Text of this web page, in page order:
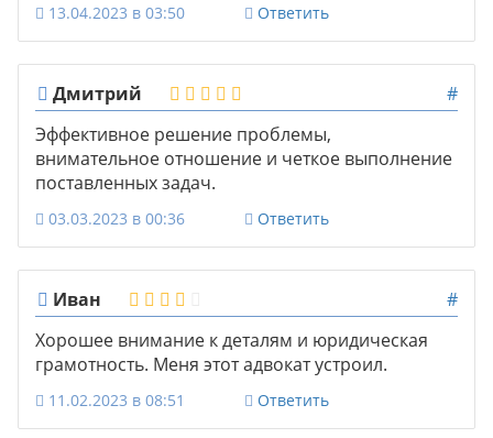
13.04.2023 в 03:50 Ответить
Дмитрий
#
Эффективное решение проблемы,
внимательное отношение и четкое выполнение
поставленных задач.
03.03.2023 в 00:36 Ответить
Иван
#
Хорошее внимание к деталям и юридическая
грамотность. Меня этот адвокат устроил.
11.02.2023 в 08:51 Ответить